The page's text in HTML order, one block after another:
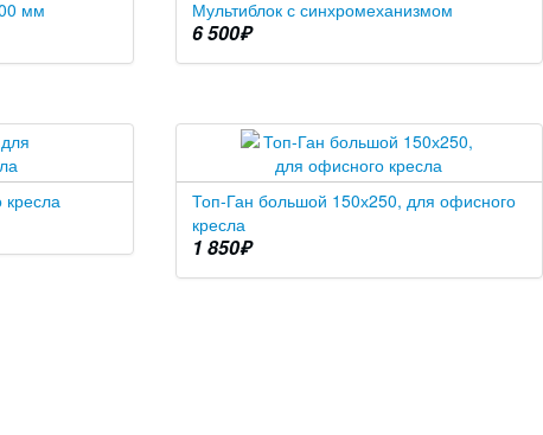
мм Мультиблок с синхромеханизмом
6 500₽
Топ-Ган большой 150х250, для офисного
кресла
1 850₽